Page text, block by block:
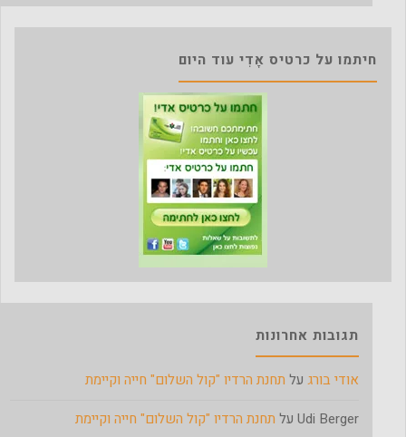
חיתמו על כרטיס אָדִי עוד היום
תגובות אחרונות
אודי בורג על תחנת הרדיו "קול השלום" חייה וקיימת
Udi Berger על תחנת הרדיו "קול השלום" חייה וקיימת